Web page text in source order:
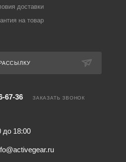
доставки
на товар
67-36
до 18:00
ЗАКАЗАТЬ ЗВОНОК